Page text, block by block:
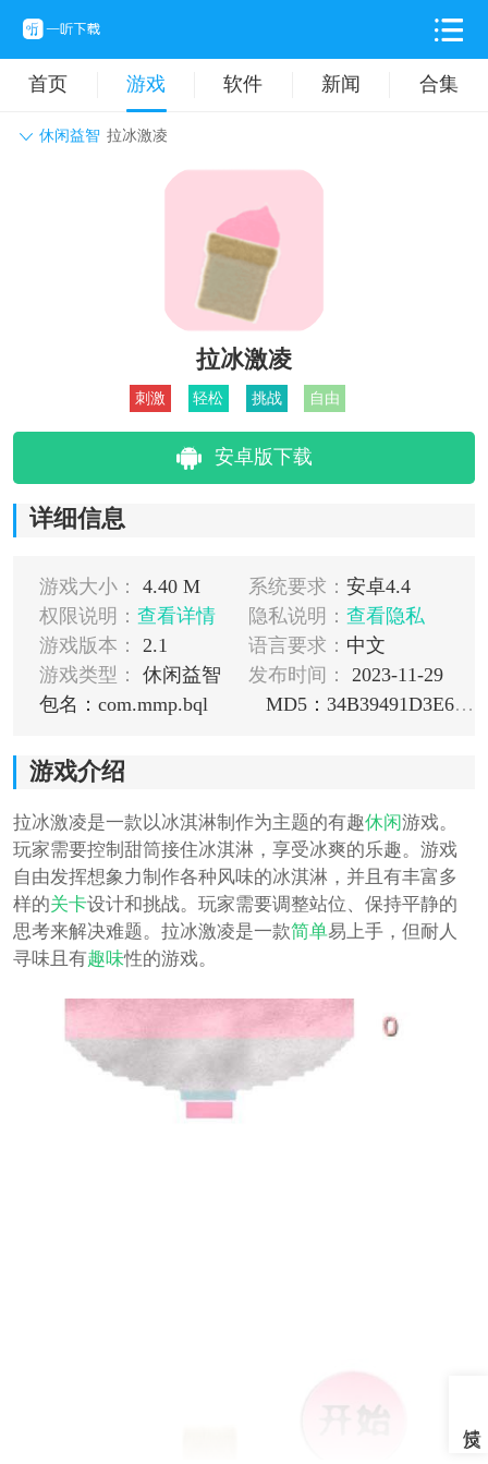
首页 游戏 软件 新闻 合集
休闲益智 拉冰激凌
动作格斗 休闲益智
卡牌对战 音乐舞蹈
挂机养成
拉冰激凌
刺激 轻松 挑战 自由
安卓版下载
详细信息
游戏大小： 4.40 M 系统要求： 安卓4.4
权限说明： 查看详情 隐私说明： 查看隐私
游戏版本：
2.1 语言要求： 中文
游戏类型：
休闲益智 发布时间：
2023-11-29
包名：com.mmp.bql
MD5：34B39491D3E6511FC5CA16C23045D557
游戏介绍
拉冰激凌是一款以冰淇淋制作为主题的有趣休闲游戏。
玩家需要控制甜筒接住冰淇淋，享受冰爽的乐趣。游戏
自由发挥想象力制作各种风味的冰淇淋，并且有丰富多
样的关卡设计和挑战。玩家需要调整站位、保持平静的
思考来解决难题。拉冰激凌是一款简单易上手，但耐人
寻味且有趣味性的游戏。